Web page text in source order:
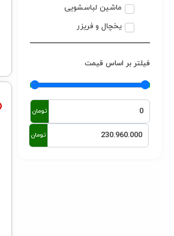
ماشین لباسشویی
یخچال و فریزر
فیلتر بر اساس قیمت
تومان
تومان